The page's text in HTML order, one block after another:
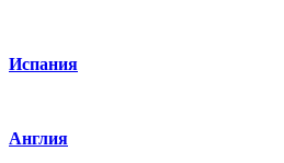
Испания
Англия